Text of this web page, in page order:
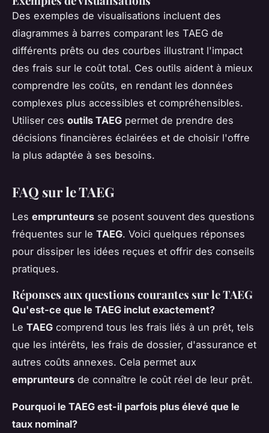
Des exemples de visualisations incluent des
diagrammes à barres comparant les TAEG de
différents prêts ou des courbes illustrant l'impact
des frais sur le coût total. Ces outils aident à mieux
comprendre les coûts, en rendant les données
complexes plus accessibles et compréhensibles.
Utiliser ces outils TAEG permet de prendre des
décisions financières éclairées et de choisir l'offre
la plus adaptée à ses besoins.
FAQ sur le TAEG
Les emprunteurs se posent souvent des questions
fréquentes sur le TAEG. Voici quelques réponses
pour dissiper les idées reçues et offrir des conseils
pratiques.
Réponses aux questions courantes sur le TAEG
Qu'est-ce que le TAEG inclut exactement?
Le TAEG comprend tous les frais liés à un prêt, tels
que les intérêts, les frais de dossier, d'assurance et
autres coûts annexes. Cela permet aux
emprunteurs de connaître le coût réel de leur prêt.
Pourquoi le TAEG est-il parfois plus élevé que le
taux nominal?